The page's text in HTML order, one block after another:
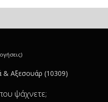
& Αξεσουάρ (10309)
ψάχνετε;